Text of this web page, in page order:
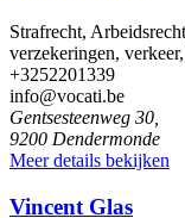
Strafrecht,
verzekeringen,
+3252201339
info@vocati.be
Gentsesteenweg 30,
9200 Dendermonde
Meer details bekijken
Vincent Glas